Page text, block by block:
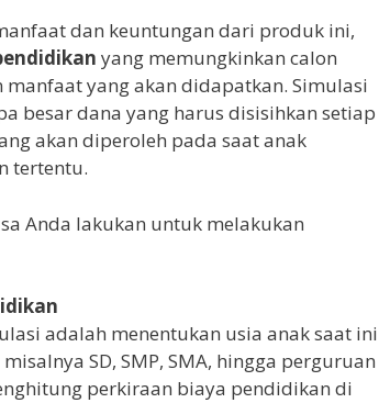
dan keuntungan dari produk ini,
yang memungkinkan calon
yang akan didapatkan. Simulasi
besar dana yang harus disisihkan setiap
akan diperoleh pada saat anak
tertentu.
Anda lakukan untuk melakukan
adalah menentukan usia anak saat ini
SD, SMP, SMA, hingga perguruan
perkiraan biaya pendidikan di